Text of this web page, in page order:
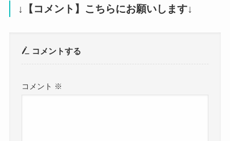
↓【コメント】こちらにお願いします↓
コメントする
コメント ※